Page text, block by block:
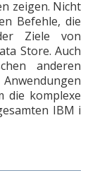
zeigen. Nicht
Befehle, die
Ziele von
Store. Auch
anderen
die komplexe
IBM i